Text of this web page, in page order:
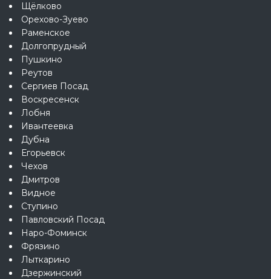
Щёлково
Орехово-Зуево
Раменское
Долгопрудный
Пушкино
Реутов
Сергиев Посад
Воскресенск
Лобня
Ивантеевка
Дубна
Егорьевск
Чехов
Дмитров
Видное
Ступино
Павловский Посад
Наро-Фоминск
Фрязино
Лыткарино
Дзержинский